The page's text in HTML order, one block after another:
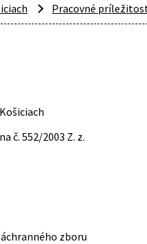
Pracovné
č. 552/2003 Z. z.
zboru